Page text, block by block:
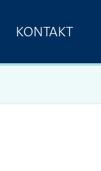
KONTAKT